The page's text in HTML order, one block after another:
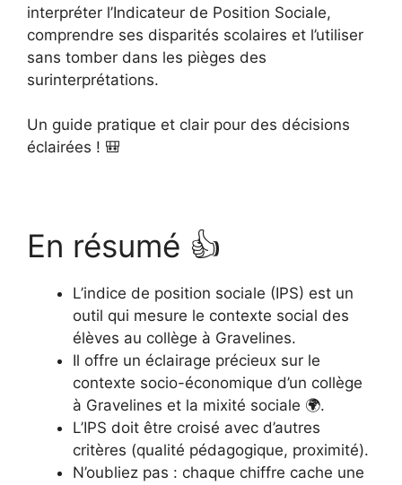
interpréter l’Indicateur de Position Sociale,
comprendre ses disparités scolaires et l’utiliser
sans tomber dans les pièges des
surinterprétations.
Un guide pratique et clair pour des décisions
éclairées ! 🎒
En résumé 👍
L’indice de position sociale (IPS) est un
outil qui mesure le contexte social des
élèves au collège à Gravelines.
Il offre un éclairage précieux sur le
contexte socio-économique d’un collège
à Gravelines et la mixité sociale 🌍.
L’IPS doit être croisé avec d’autres
critères (qualité pédagogique, proximité).
N’oubliez pas : chaque chiffre cache une